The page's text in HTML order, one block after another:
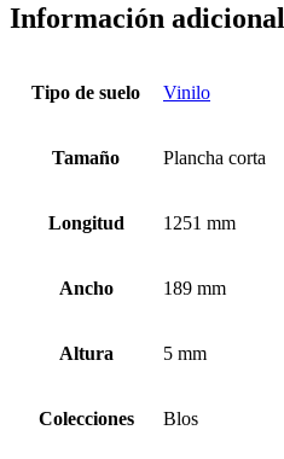
Información adicional
Tipo de suelo Vinilo
Tamaño Plancha corta
Longitud 1251 mm
Ancho 189 mm
Altura 5 mm
Colecciones Blos